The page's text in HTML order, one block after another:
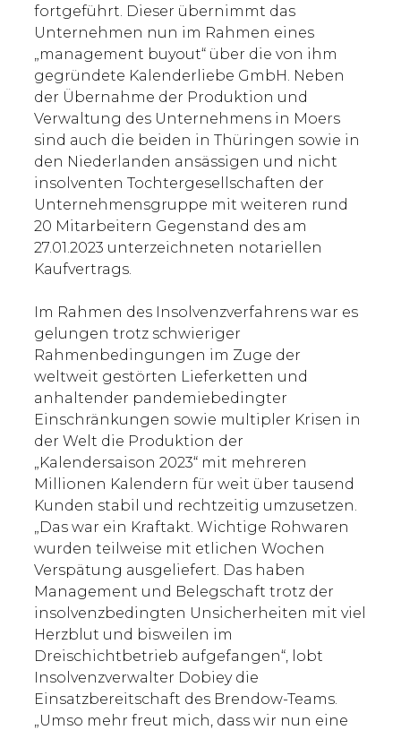
fortgeführt. Dieser übernimmt das
Unternehmen nun im Rahmen eines
„management buyout“ über die von ihm
gegründete Kalenderliebe GmbH. Neben
der Übernahme der Produktion und
Verwaltung des Unternehmens in Moers
sind auch die beiden in Thüringen sowie in
den Niederlanden ansässigen und nicht
insolventen Tochtergesellschaften der
Unternehmensgruppe mit weiteren rund
20 Mitarbeitern Gegenstand des am
27.01.2023 unterzeichneten notariellen
Kaufvertrags.
Im Rahmen des Insolvenzverfahrens war es
gelungen trotz schwieriger
Rahmenbedingungen im Zuge der
weltweit gestörten Lieferketten und
anhaltender pandemiebedingter
Einschränkungen sowie multipler Krisen in
der Welt die Produktion der
„Kalendersaison 2023“ mit mehreren
Millionen Kalendern für weit über tausend
Kunden stabil und rechtzeitig umzusetzen.
„Das war ein Kraftakt. Wichtige Rohwaren
wurden teilweise mit etlichen Wochen
Verspätung ausgeliefert. Das haben
Management und Belegschaft trotz der
insolvenzbedingten Unsicherheiten mit viel
Herzblut und bisweilen im
Dreischichtbetrieb aufgefangen“, lobt
Insolvenzverwalter Dobiey die
Einsatzbereitschaft des Brendow-Teams.
„Umso mehr freut mich, dass wir nun eine